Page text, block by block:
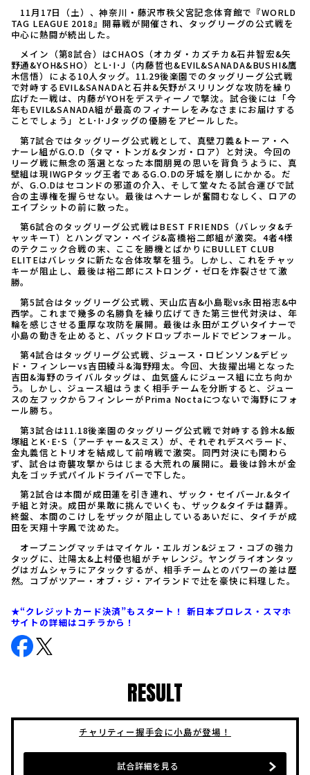
11月17日（土）、神奈川・藤沢市秩父宮記念体育館で『WORLD
TAG LEAGUE 2018』開幕戦が開催され、タッグリーグの公式戦を
中心に熱闘が続出した。
メイン（第8試合）はCHAOS（オカダ・カズチカ&石井智宏&矢
野通&YOH&SHO）とL･I･J（内藤哲也&EVIL&SANADA&BUSHI&鷹
木信悟）による10人タッグ。11.29後楽園でのタッグリーグ公式戦
で対峙するEVIL&SANADAと石井&矢野がスリリングな攻防を繰り
広げた一戦は、内藤がYOHをデスティーノで撃沈。試合後には「今
年もEVIL&SANADA組が最高のフィナーレをみなさまにお届けする
ことでしょう」とL･I･Jタッグの優勝をアピールした。
第7試合ではタッグリーグ公式戦として、真壁刀義&トーア・ヘ
ナーレ組がG.O.D（タマ・トンガ&タンガ・ロア）と対決。今回の
リーグ戦に無念の落選となった本間朋晃の思いを背負うように、真
壁組は現IWGPタッグ王者であるG.O.Dの牙城を崩しにかかる。だ
が、G.O.Dはセコンドの邪道の介入、そして堂々たる試合運びで試
合の主導権を握らせない。最後はヘナーレが奮闘むなしく、ロアの
エイプシットの前に散った。
第6試合のタッグリーグ公式戦はBEST FRIENDS（バレッタ&チ
ャッキーT）とハングマン・ペイジ&高橋裕二郎組が激突。4者4様
のテクニック合戦の末、ここを勝機とばかりにBULLET CLUB
ELITEはバレッタに新たな合体攻撃を狙う。しかし、これをチャッ
キーが阻止し、最後は裕二郎にストロング・ゼロを炸裂させて激
勝。
第5試合はタッグリーグ公式戦、天山広吉&小島聡vs永田裕志&中
西学。これまで幾多の名勝負を繰り広げてきた第三世代対決は、年
輪を感じさせる重厚な攻防を展開。最後は永田がエグいタイナーで
小島の動きを止めると、バックドロップホールドでピンフォール。
第4試合はタッグリーグ公式戦、ジュース・ロビンソン&デビッ
ド・フィンレーvs吉田綾斗&海野翔太。今回、大抜擢出場となった
吉田&海野のライバルタッグは、血気盛んにジュース組に立ち向か
う。しかし、ジュース組はうまく相手チームを分断すると、ジュー
スの左フックからフィンレーがPrima Noctaにつないで海野にフォ
ール勝ち。
第3試合は11.18後楽園のタッグリーグ公式戦で対峙する鈴木&飯
塚組とK･E･S（アーチャー&スミス）が、それぞれデスペラード、
金丸義信とトリオを結成して前哨戦で激突。同門対決にも関わら
ず、試合は奇襲攻撃からはじまる大荒れの展開に。最後は鈴木が金
丸をゴッチ式パイルドライバーで下した。
第2試合は本間が成田蓮を引き連れ、ザック・セイバーJr.&タイ
チ組と対決。成田が果敢に挑んでいくも、ザック&タイチは翻弄。
終盤、本間のこけしをザックが阻止しているあいだに、タイチが成
田を天翔十字鳳で沈めた。
オープニングマッチはマイケル・エルガン&ジェフ・コブの強力
タッグに、辻陽太&上村優也組がチャレンジ。ヤングライオンタッ
グはガムシャラにアタックするが、相手チームとのパワーの差は歴
然。コブがツアー・オブ・ジ・アイランドで辻を豪快に料理した。
★“クレジットカード決済”もスタート！ 新日本プロレス・スマホ
サイトの詳細はコチラから！
RESULT
チャリティー握手会に小島が登場！
試合詳細を見る